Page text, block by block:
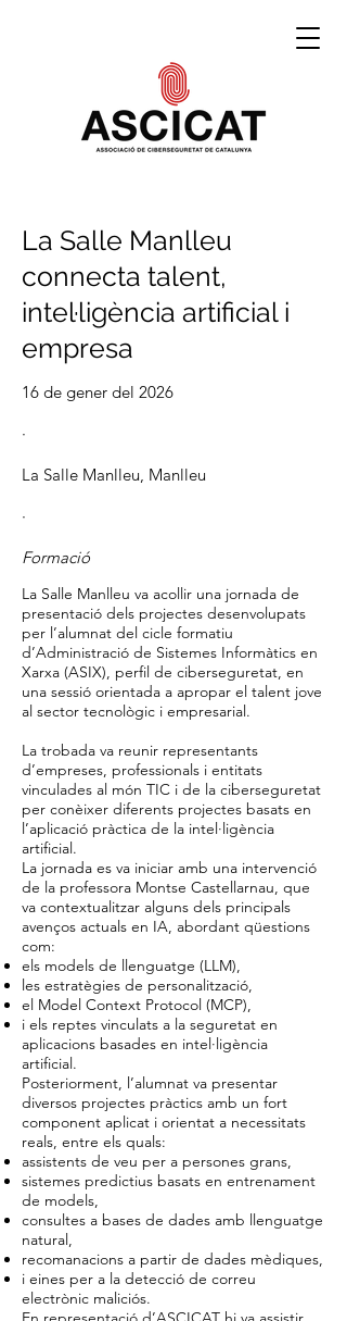
La Salle Manlleu
connecta talent,
intel·ligència artificial i
empresa
16 de gener del 2026
·
La Salle Manlleu, Manlleu
·
Formació
La Salle Manlleu va acollir una jornada de
presentació dels projectes desenvolupats
per l’alumnat del cicle formatiu
d’Administració de Sistemes Informàtics en
Xarxa (ASIX), perfil de ciberseguretat, en
una sessió orientada a apropar el talent jove
al sector tecnològic i empresarial.
La trobada va reunir representants
d’empreses, professionals i entitats
vinculades al món TIC i de la ciberseguretat
per conèixer diferents projectes basats en
l’aplicació pràctica de la intel·ligència
artificial.
La jornada es va iniciar amb una intervenció
de la professora Montse Castellarnau, que
va contextualitzar alguns dels principals
avenços actuals en IA, abordant qüestions
com:
els models de llenguatge (LLM),
les estratègies de personalització,
el Model Context Protocol (MCP),
i els reptes vinculats a la seguretat en
aplicacions basades en intel·ligència
artificial.
Posteriorment, l’alumnat va presentar
diversos projectes pràctics amb un fort
component aplicat i orientat a necessitats
reals, entre els quals:
assistents de veu per a persones grans,
sistemes predictius basats en entrenament
de models,
consultes a bases de dades amb llenguatge
natural,
recomanacions a partir de dades mèdiques,
i eines per a la detecció de correu
electrònic maliciós.